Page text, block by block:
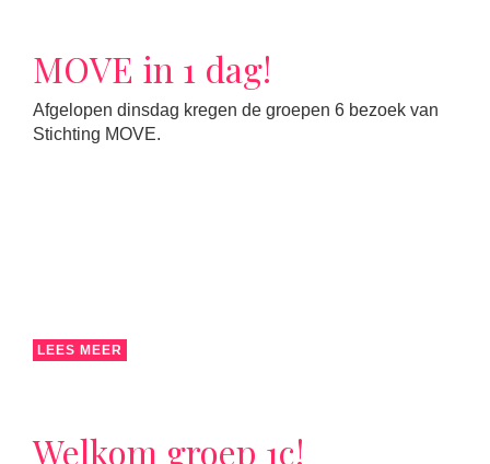
MOVE in 1 dag!
Afgelopen dinsdag kregen de groepen 6 bezoek van
Stichting MOVE.
LEES MEER
Welkom groep 1c!